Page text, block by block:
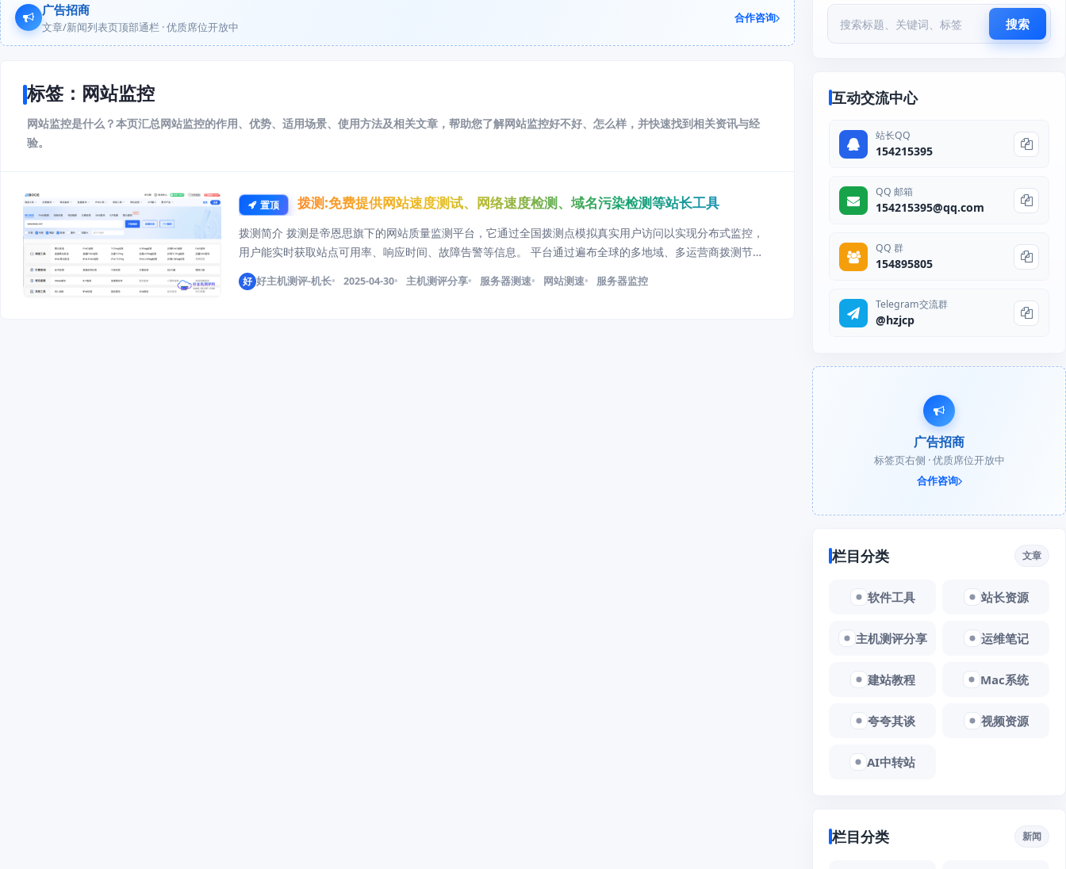
广告招商
文章/新闻列表页顶部通栏 · 优质席位开放中
合作咨询
标签：网站监控
网站监控是什么？本页汇总网站监控的作用、优势、适用场景、使用方法及相关文章，帮助您了解网站监控好不好、怎么样，并快速找到相关资讯与经
验。
置顶 拨测:免费提供网站速度测试、网络速度检测、域名污染检测等站长工具
拨测简介 拨测是帝恩思旗下的网站质量监测平台，它通过全国拨测点模拟真实用户访问以实现分布式监控，
用户能实时获取站点可用率、响应时间、故障告警等信息。 平台通过遍布全球的多地域、多运营商拨测节
点，无需探针植入或代码改造，就能监测并分析网站页面加载速度、CDN加速、DNS解析等关键性能指标。
可实现对网络质量、页面性能、端口
好 好主机测评-机长 2025-04-30 主机测评分享 服务器测速 网站测速 服务器监控
搜索
互动交流中心
站长QQ
154215395
QQ 邮箱
154215395@qq.com
QQ 群
154895805
Telegram交流群
@hzjcp
广告招商
标签页右侧 · 优质席位开放中
合作咨询
栏目分类 文章
软件工具 站长资源
主机测评分享 运维笔记
建站教程 Mac系统
夸夸其谈 视频资源
AI中转站
栏目分类 新闻